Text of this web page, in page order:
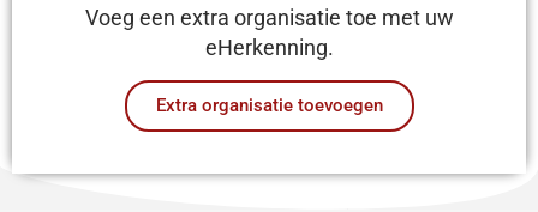
Voeg een extra organisatie toe met uw
eHerkenning.
Extra organisatie toevoegen